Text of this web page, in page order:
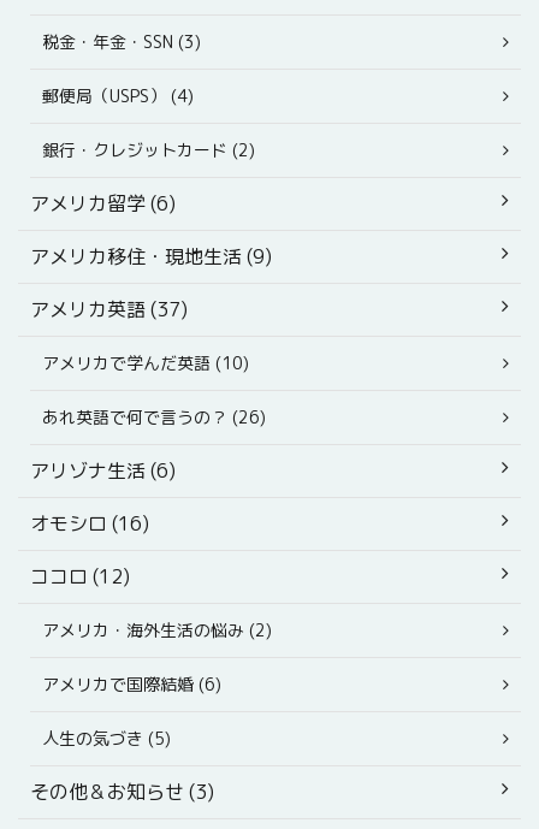
税金・年金・SSN (3)
郵便局（USPS） (4)
銀行・クレジットカード (2)
アメリカ留学 (6)
アメリカ移住・現地生活 (9)
アメリカ英語 (37)
アメリカで学んだ英語 (10)
あれ英語で何で言うの？ (26)
アリゾナ生活 (6)
オモシロ (16)
ココロ (12)
アメリカ・海外生活の悩み (2)
アメリカで国際結婚 (6)
人生の気づき (5)
その他＆お知らせ (3)